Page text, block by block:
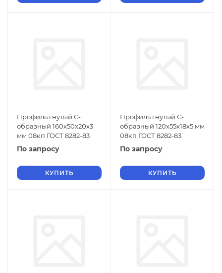
Профиль гнутый C-
образный 160х50х20х3
мм 08кп ГОСТ 8282-83
По запросу
КУПИТЬ
Профиль гнутый C-
образный 120х55х18х5 мм
08кп ГОСТ 8282-83
По запросу
КУПИТЬ